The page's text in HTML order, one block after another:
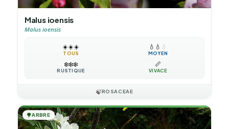
Malus ioensis
Malus ioensis
☀️☀️☀️
TOUS
💧 💧 💧
MOYEN
❄️❄️❄️
RUSTIQUE
📏
VIVACE
🍃ROSACEAE
🌳ARBRE